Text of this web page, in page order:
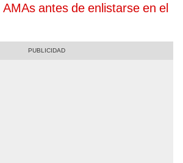
antes de enlistarse en el